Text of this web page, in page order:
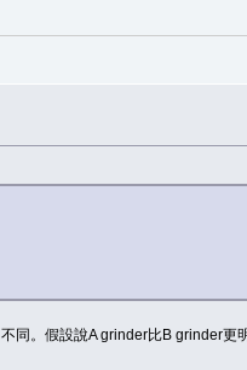
同。假設說A grinder比B grinder更